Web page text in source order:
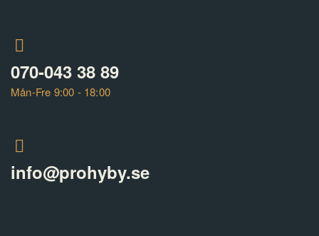
070-043 38 89
Mån-Fre 9:00 - 18:00
info@prohyby.se